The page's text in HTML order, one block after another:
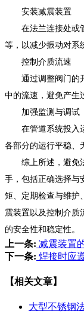
安装减震装置
在法兰连接处或管
等，以减少振动对系
控制介质流速
通过调整阀门的开
中的流速，避免产生
加强监测与调试
在管道系统投入运
各部分的运行平稳、
综上所述，避免法
手，包括正确选择与
矩、定期检查与维护
震装置以及控制介质
的安全性和稳定性。
上一条: 减震装置
下一条: 焊接时应
【相关文章】
大型不锈钢